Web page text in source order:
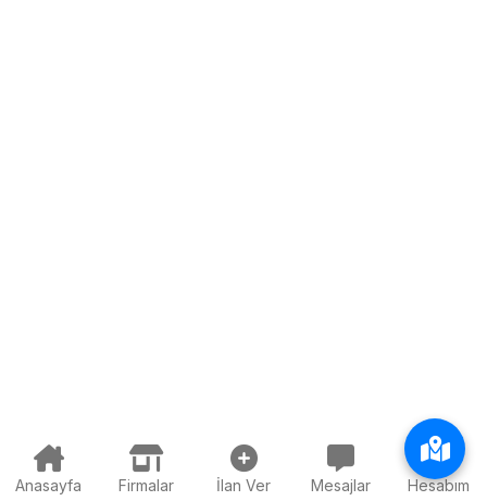
Anasayfa Firmalar İlan Ver Mesajlar Hesabım